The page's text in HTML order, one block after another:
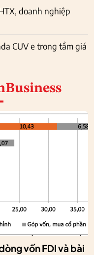
doanh nghiệp
CUV e trong tầm giá
vốn FDI và bài